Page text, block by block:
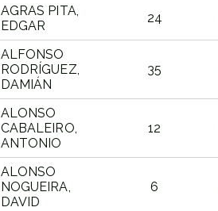
AGRAS PITA,
EDGAR
24
ALFONSO
RODRÍGUEZ,
DAMIÁN
35
ALONSO
CABALEIRO,
ANTONIO
12
ALONSO
NOGUEIRA,
DAVID
6